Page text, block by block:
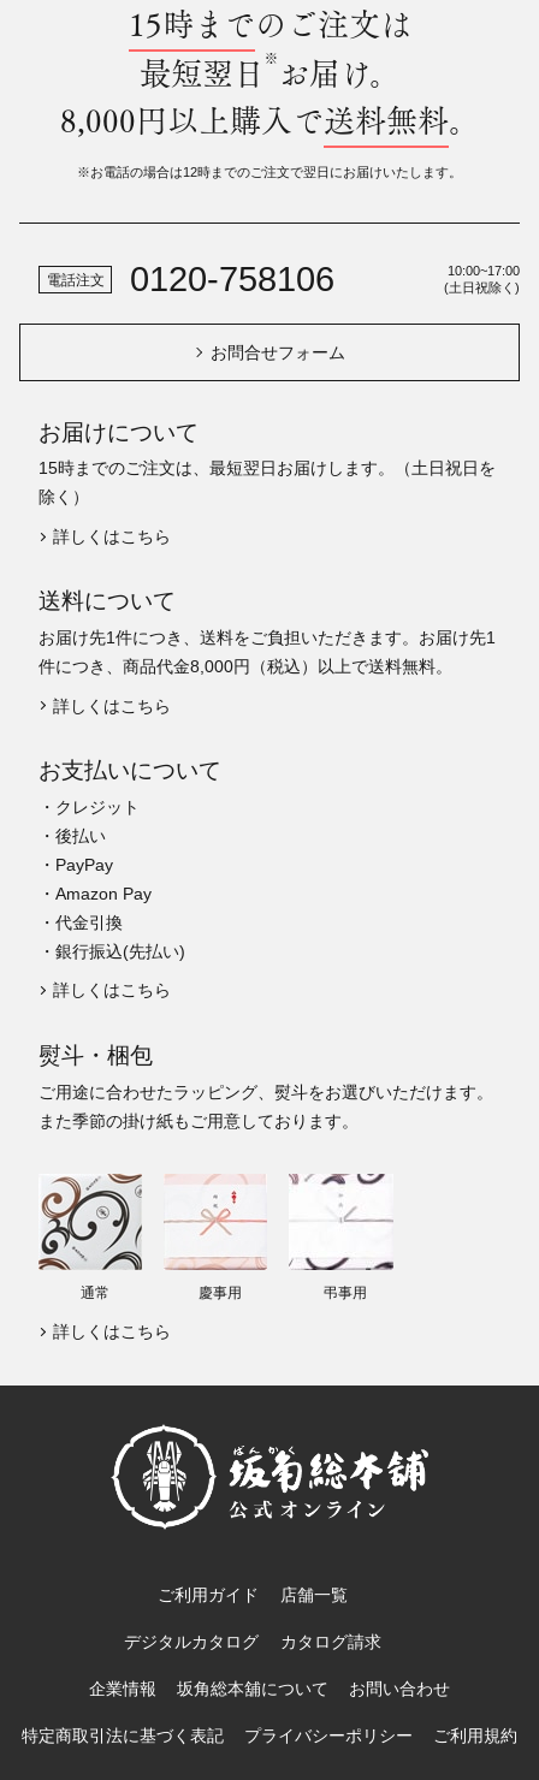
15時までのご注文は
最短翌日 ※ お届け。
8,000円以上購入で送料無料。
※お電話の場合は12時までのご注文で翌日にお届けいたします。
電話注文 0120-758106
10:00~17:00
(土日祝除く)
お問合せフォーム
お届けについて
15時までのご注文は、最短翌日お届けします。（土日祝日を
除く）
詳しくはこちら
送料について
お届け先1件につき、送料をご負担いただきます。お届け先1
件につき、商品代金8,000円（税込）以上で送料無料。
詳しくはこちら
お支払いについて
・クレジット
・後払い
・PayPay
・Amazon Pay
・代金引換
・銀行振込(先払い)
詳しくはこちら
熨斗・梱包
ご用途に合わせたラッピング、熨斗をお選びいただけます。
また季節の掛け紙もご用意しております。
通常 慶事用 弔事用
詳しくはこちら
ご利用ガイド 店舗一覧
デジタルカタログ カタログ請求
企業情報 坂角総本舖について お問い合わせ
特定商取引法に基づく表記 プライバシーポリシー ご利用規約